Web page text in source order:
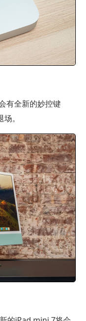
有全新的妙控键
。